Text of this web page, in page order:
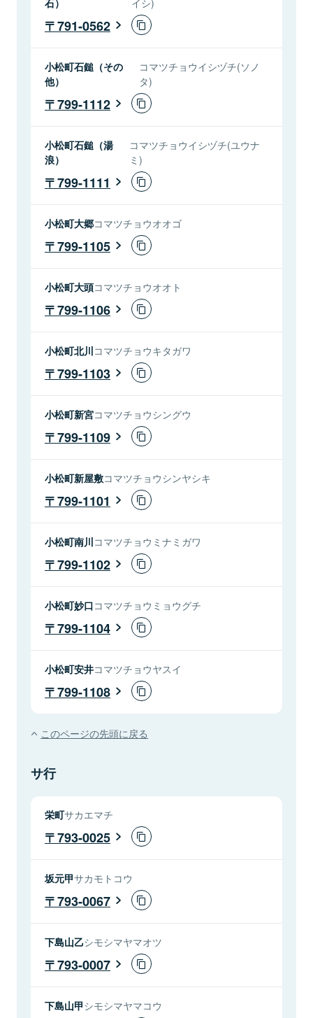
791-0562
小松町石鎚（その
他）
コマツチョウイシヅチ(ソノ
タ)
799-1112
小松町石鎚（湯
浪）
コマツチョウイシヅチ(ユウナ
ミ)
799-1111
小松町大郷コマツチョウオオゴ
799-1105
小松町大頭コマツチョウオオト
799-1106
小松町北川コマツチョウキタガワ
799-1103
小松町新宮コマツチョウシングウ
799-1109
小松町新屋敷コマツチョウシンヤシキ
799-1101
小松町南川コマツチョウミナミガワ
799-1102
小松町妙口コマツチョウミョウグチ
799-1104
小松町安井コマツチョウヤスイ
799-1108
このページの先頭に戻る
サ行
栄町サカエマチ
793-0025
坂元甲サカモトコウ
793-0067
下島山乙シモシマヤマオツ
793-0007
下島山甲シモシマヤマコウ